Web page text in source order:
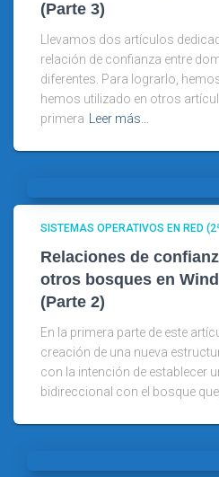
(Parte 3)
Llevamos dos artículos
relación de confianza entre
diferentes. Para lograrlo,
hemos utilizado en otros
primera
Leer más…
SISTEMAS OPERATIVOS EN RED
Relaciones de
otros bosques en
(Parte 2)
En la primera parte de este
creación de una nueva
con la intención de establecer
bidireccional con el bosque